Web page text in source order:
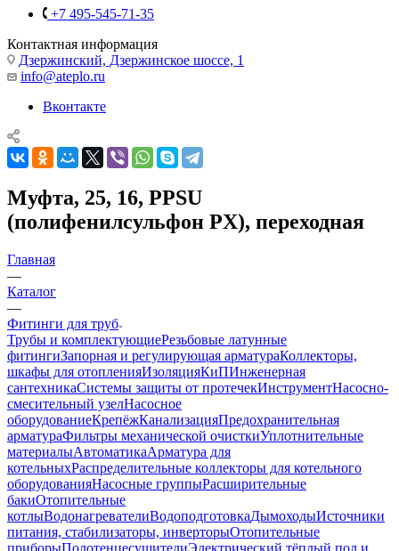
+7 495-545-71-35
Контактная информация
Дзержинский, Дзержинское шоссе, 1
info@ateplo.ru
Вконтакте
Муфта, 25, 16, PPSU
(полифенилсульфон PX), переходная
Главная
—
Каталог
—
Фитинги для труб
Трубы и комплектующиеРезьбовые латунные
фитингиЗапорная и регулирующая арматураКоллекторы,
шкафы для отопленияИзоляцияКиПИнженерная
сантехникаСистемы защиты от протечекИнструментНасосно-
смесительный узелНасосное
оборудованиеКрепёжКанализацияПредохранительная
арматураФильтры механической очисткиУплотнительные
материалыАвтоматикаАрматура для
котельныхРаспределительные коллекторы для котельного
оборудованияНасосные группыРасширительные
бакиОтопительные
котлыВодонагревателиВодоподготовкаДымоходыИсточники
питания, стабилизаторы, инверторыОтопительные
приборыПолотенцесушителиЭлектрический тёплый пол и